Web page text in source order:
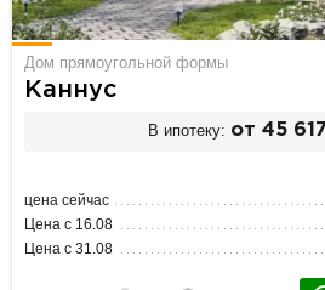
Дом прямоугольной формы
Каннус
В ипотеку: от 45
цена сейчас
Цена с 16.08
Цена с 31.08